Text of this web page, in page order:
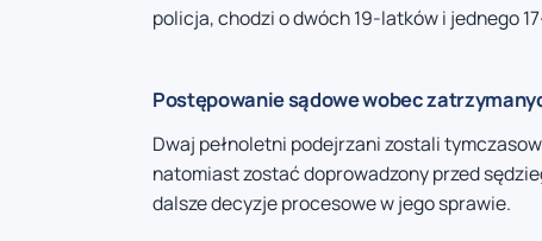
policja, chodzi o dwóch 19-latków i jednego
Postępowanie sądowe wobec
Dwaj pełnoletni podejrzani zostali
natomiast zostać doprowadzony przed
dalsze decyzje procesowe w jego sprawie.